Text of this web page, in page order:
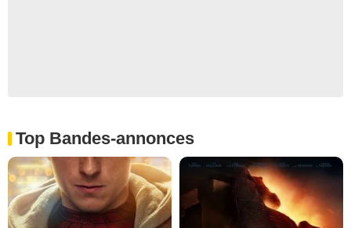
Top Bandes-annonces